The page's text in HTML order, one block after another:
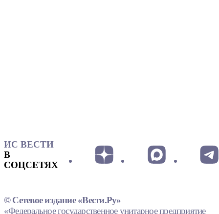
ИС ВЕСТИ
В
СОЦСЕТЯХ
© Сетевое издание «Вести.Ру»
«Федеральное государственное унитарное предприятие